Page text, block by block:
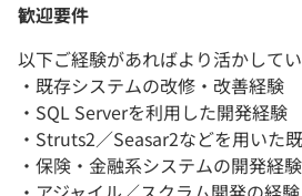
歓迎要件
以下ご経験があればより活かしてい
・既存システムの改修・改善経験
・SQL Serverを利用した開発経験
・Struts2／Seasar2などを用いた
・保険・金融系システムの開発経験